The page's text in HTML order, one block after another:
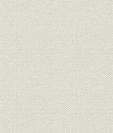
売上;販売
販売
経営者;役員
組織
事業所